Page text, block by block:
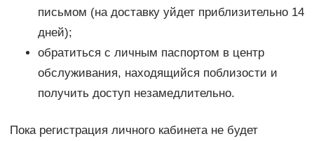
письмом (на доставку уйдет приблизительно 14
дней);
обратиться с личным паспортом в центр
обслуживания, находящийся поблизости и
получить доступ незамедлительно.
Пока регистрация личного кабинета не будет